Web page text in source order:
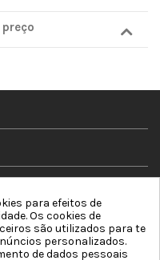
para efeitos de
Os cookies de
são utilizados para te
personalizados.
de dados pessoais